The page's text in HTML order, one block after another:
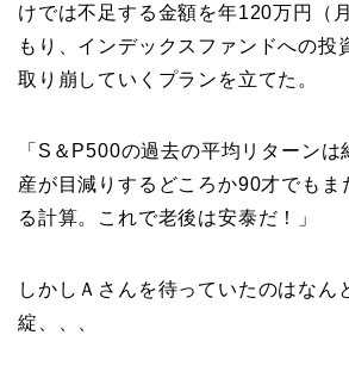
けでは不足する金額を年120万円（
もり、インデックスファンドへの投
取り崩していくプランを立てた。
「S＆P500の過去の平均リターン
産が目減りするどころか90才でも
る計算。これで老後は安泰だ！」
しかしＡさんを待っていたのはなん
綻、、、